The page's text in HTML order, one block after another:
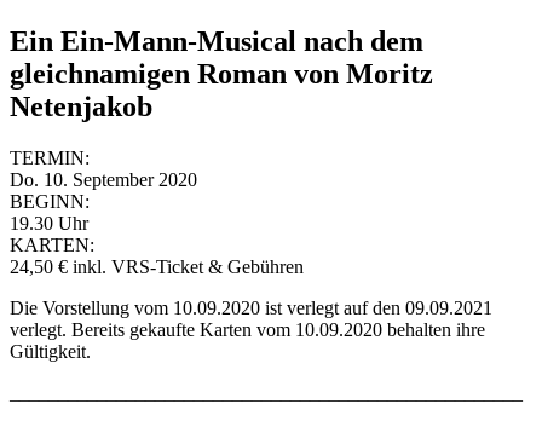
Ein Ein-Mann-Musical nach dem
gleichnamigen Roman von Moritz
Netenjakob
TERMIN:
Do. 10. September 2020
BEGINN:
19.30 Uhr
KARTEN:
24,50 € inkl. VRS-Ticket & Gebühren
Die Vorstellung vom 10.09.2020 ist verlegt auf den 09.09.2021
verlegt. Bereits gekaufte Karten vom 10.09.2020 behalten ihre
Gültigkeit.